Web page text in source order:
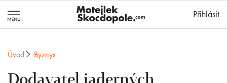
Přihlásit
Úvod Byznys